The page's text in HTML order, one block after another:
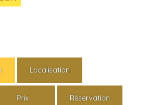
Localisation
Prix Réservation